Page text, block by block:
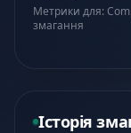
Метрики для:
змагання
Історія